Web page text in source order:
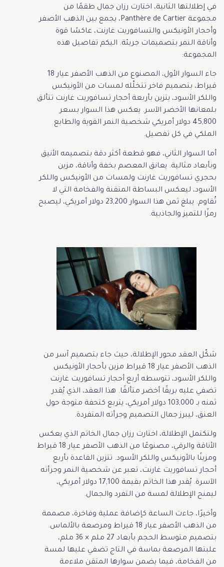
في إطلالتها الثانية، اختارت رزان جمال طقمًا من
مجموعة Panthère de Cartier، يجمع بين الذهب الأصفر
وأحجار الأونيكس والتسافوريت غارنت، عاكسًا قوة
وأناقة النمر بتصميمات جريئة. اليكم تفاصيل هذه
المجموعة:
جاء السوار الأول، المصنوع من الذهب الأصفر عيار 18
قيراط، بتصميم فاخر تتخلّله لمسات من الأونيكس
واللكر الأسود، يتزين بأربعة أحجار تسافوريت غارنت تتألق
بلمعانها الأخضر الآسر. يعكس هذا السوار بسعر
45,800 دولار أمريكي شخصية النمر القوية والطابع
الملكي في كل تفصيل.
أما السوار الثاني، فهو قطعة أكثر دقة بتصميمه الأنيق
وبأبعاد مثالية. يعانق المعصم بخفة وأناقة، مزين
بحجري تسافوريت غارنت ولمسات من الأونيكس واللكر
الأسود، ليعكس البساطة المتقنة والفخامة التي لا
تُقاوم. يبلغ ثمن هذا السوار 23,200 دولار أمريكي، ليصبح
رمزًا للتميز والجاذبية.
شكّل العقد محور الإطلالة، حيث جاء بتصميم آسر من
الذهب الأصفر عيار 18 قيراط مزين بأحجار الأونيكس
واللكر الأسود، تتوسطه أربع أحجار تسافوريت غارنت
تضفي عليه بريقًا أخضر متألقًا. هذا العقد، الذي يُقدر
ثمنه بـ 103,000 دولار أمريكي، يتربع كتحفة متوجة حول
العنق، ليبرز جمال التصميم وجرأته المتفردة.
ولتكتمل الإطلالة، اختارت رزان جمال الخاتم الذي يعكس
الأناقة والرقي، مصنوعًا من الذهب الأصفر عيار 18 قيراط
ومزينًا بالأونيكس واللكر الأسود. تتزين القاعدة بأربع
أحجار تسافوريت غارنت، تعبر عن شخصية النمر وجرأته
الآسرة. يُقدر هذا الخاتم بقيمة 17,100 دولار أمريكي،
ليمنح الإطلالة لمسة من التفرد والجمال.
وأخيرًا، جاءت الساعة كإضافة عملية وفاخرة، مصممة
من الذهب الأصفر عيار 18 قيراط ومرصعة بالألماس.
بتصميم متوسط الحجم بأبعاد 27 ملم × 36 ملم،
علبتها المرصعة بماسة في التاج تضفي عليها لمسة
من الفخامة، فيما يضمن سوارها المتقن ملاءمة